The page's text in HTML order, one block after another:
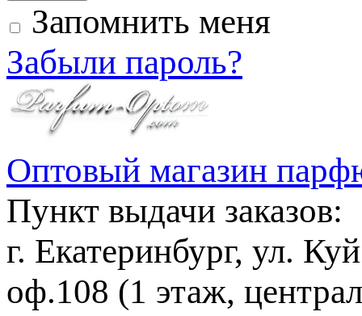
Запомнить меня
Забыли пароль?
Оптовый магазин
Пункт выдачи заказов:
г. Екатеринбург, ул.
оф.108 (1 этаж,